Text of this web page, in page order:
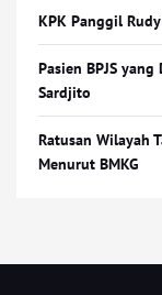
KPK Panggil
Pasien BPJS
Sardjito
Ratusan Wilayah
Menurut BMKG